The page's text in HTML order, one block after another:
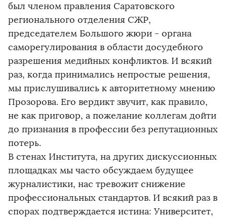
был членом правления Саратовского
регионального отделения СЖР,
председателем Большого жюри - органа
саморегулирования в области досудебного
разрешения медийных конфликтов. И всякий
раз, когда принимались непростые решения,
мы прислушивались к авторитетному мнению
Прозорова. Его вердикт звучит, как правило,
не как приговор, а пожелание коллегам дойти
до признания в профессии без репутационных
потерь.
В стенах Института, на других дискуссионных
площадках мы часто обсуждаем будущее
журналистики, нас тревожит снижение
профессиональных стандартов. И всякий раз в
спорах подтверждается истина: Университет,